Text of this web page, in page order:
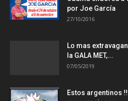
por Joe García
27/10/2016
Lo mas
la GALA MET,...
07/05/2019
Estos argentinos